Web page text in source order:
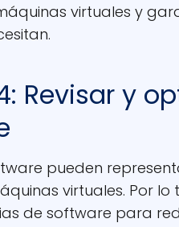
virtuales y
Revisar y
pueden
virtuales. Por lo
de software para